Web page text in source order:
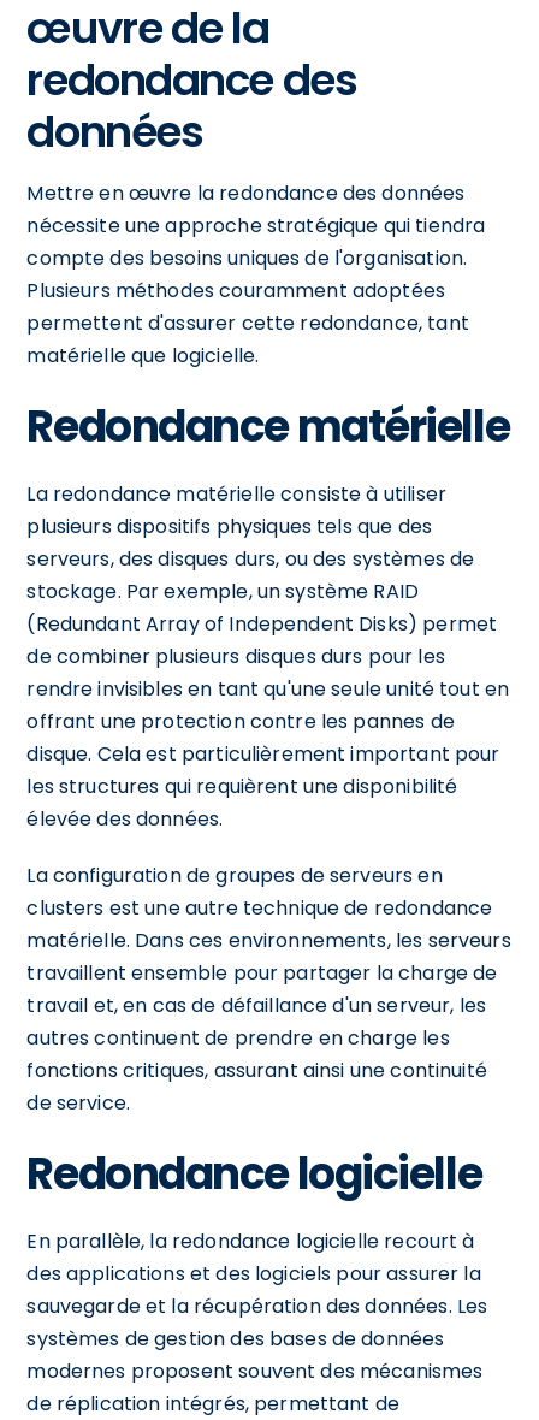
œuvre de la
redondance des
données
Mettre en œuvre la redondance des données
nécessite une approche stratégique qui tiendra
compte des besoins uniques de l'organisation.
Plusieurs méthodes couramment adoptées
permettent d'assurer cette redondance, tant
matérielle que logicielle.
Redondance matérielle
La redondance matérielle consiste à utiliser
plusieurs dispositifs physiques tels que des
serveurs, des disques durs, ou des systèmes de
stockage. Par exemple, un système RAID
(Redundant Array of Independent Disks) permet
de combiner plusieurs disques durs pour les
rendre invisibles en tant qu'une seule unité tout en
offrant une protection contre les pannes de
disque. Cela est particulièrement important pour
les structures qui requièrent une disponibilité
élevée des données.
La configuration de groupes de serveurs en
clusters est une autre technique de redondance
matérielle. Dans ces environnements, les serveurs
travaillent ensemble pour partager la charge de
travail et, en cas de défaillance d'un serveur, les
autres continuent de prendre en charge les
fonctions critiques, assurant ainsi une continuité
de service.
Redondance logicielle
En parallèle, la redondance logicielle recourt à
des applications et des logiciels pour assurer la
sauvegarde et la récupération des données. Les
systèmes de gestion des bases de données
modernes proposent souvent des mécanismes
de réplication intégrés, permettant de